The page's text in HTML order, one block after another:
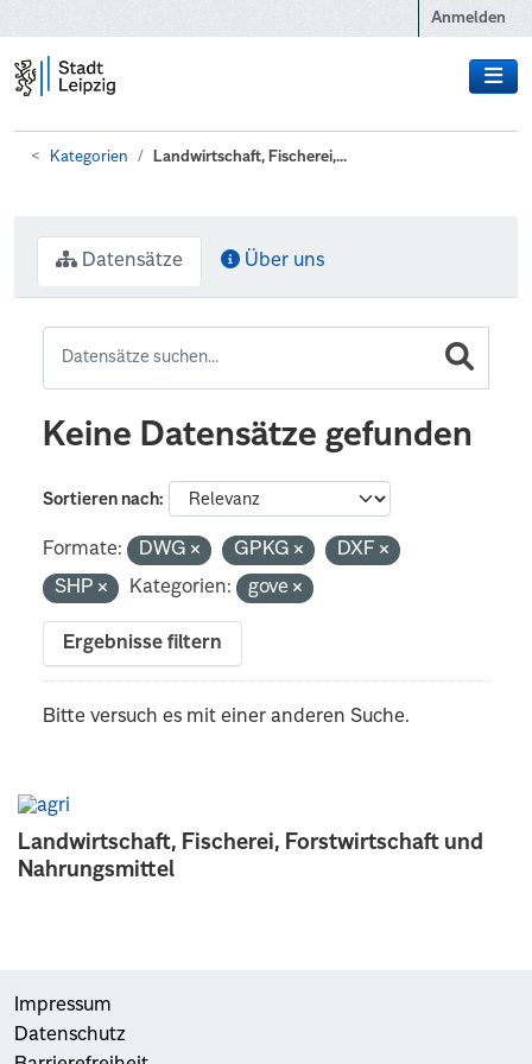
Anmelden
Kategorien Landwirtschaft, Fischerei,...
Landwirtschaft, Fischerei, Forstwirtschaft und
Nahrungsmittel
Datensätze Über uns
Keine Datensätze gefunden
Sortieren nach
Formate: DWG GPKG
DXF
SHP
Kategorien: gove
Ergebnisse filtern
Bitte versuch es mit einer anderen Suche.
Impressum
Datenschutz